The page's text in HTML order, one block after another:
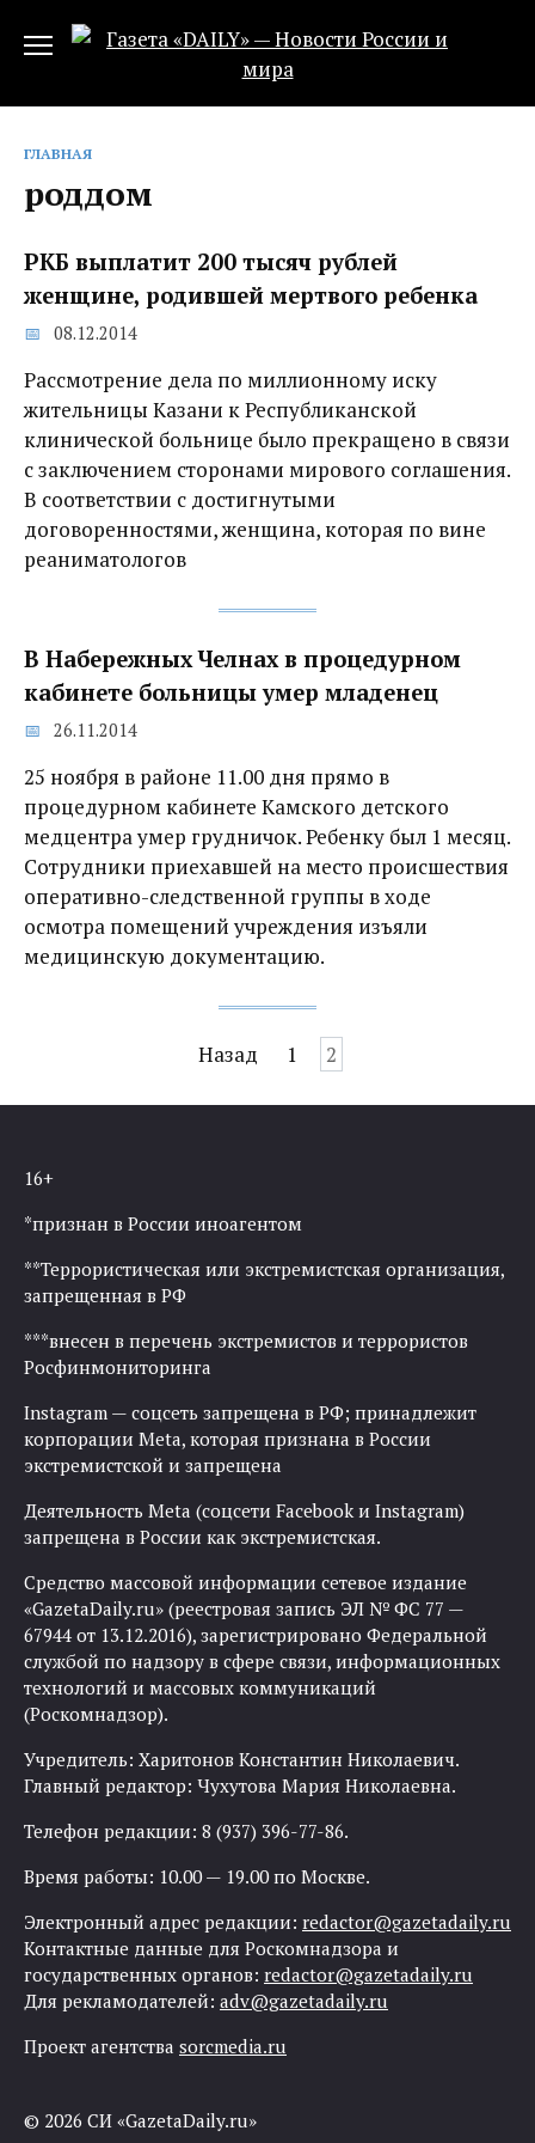
ГЛАВНАЯ
роддом
РКБ выплатит 200 тысяч рублей
женщине, родившей мертвого ребенка
08.12.2014
Рассмотрение дела по миллионному иску
жительницы Казани к Республиканской
клинической больнице было прекращено в связи
с заключением сторонами мирового соглашения.
В соответствии с достигнутыми
договоренностями, женщина, которая по вине
реаниматологов
В Набережных Челнах в процедурном
кабинете больницы умер младенец
26.11.2014
25 ноября в районе 11.00 дня прямо в
процедурном кабинете Камского детского
медцентра умер грудничок. Ребенку был 1 месяц.
Сотрудники приехавшей на место происшествия
оперативно-следственной группы в ходе
осмотра помещений учреждения изъяли
медицинскую документацию.
записям
Назад 1 2
16+
*признан в России иноагентом
**Террористическая или экстремистская организация,
запрещенная в РФ
***внесен в перечень экстремистов и террористов
Росфинмониторинга
Instagram — соцсеть запрещена в РФ; принадлежит
корпорации Meta, которая признана в России
экстремистской и запрещена
Деятельность Meta (соцсети Facebook и Instagram)
запрещена в России как экстремистская.
Средство массовой информации сетевое издание
«GazetaDaily.ru» (реестровая запись ЭЛ № ФС 77 —
67944 от 13.12.2016), зарегистрировано Федеральной
службой по надзору в сфере связи, информационных
технологий и массовых коммуникаций
(Роскомнадзор).
Учредитель: Харитонов Константин Николаевич.
Главный редактор: Чухутова Мария Николаевна.
Телефон редакции: 8 (937) 396-77-86.
Время работы: 10.00 — 19.00 по Москве.
Электронный адрес редакции: redactor@gazetadaily.ru
Контактные данные для Роскомнадзора и
государственных органов: redactor@gazetadaily.ru
Для рекламодателей: adv@gazetadaily.ru
Проект агентства sorcmedia.ru
© 2026 СИ «GazetaDaily.ru»